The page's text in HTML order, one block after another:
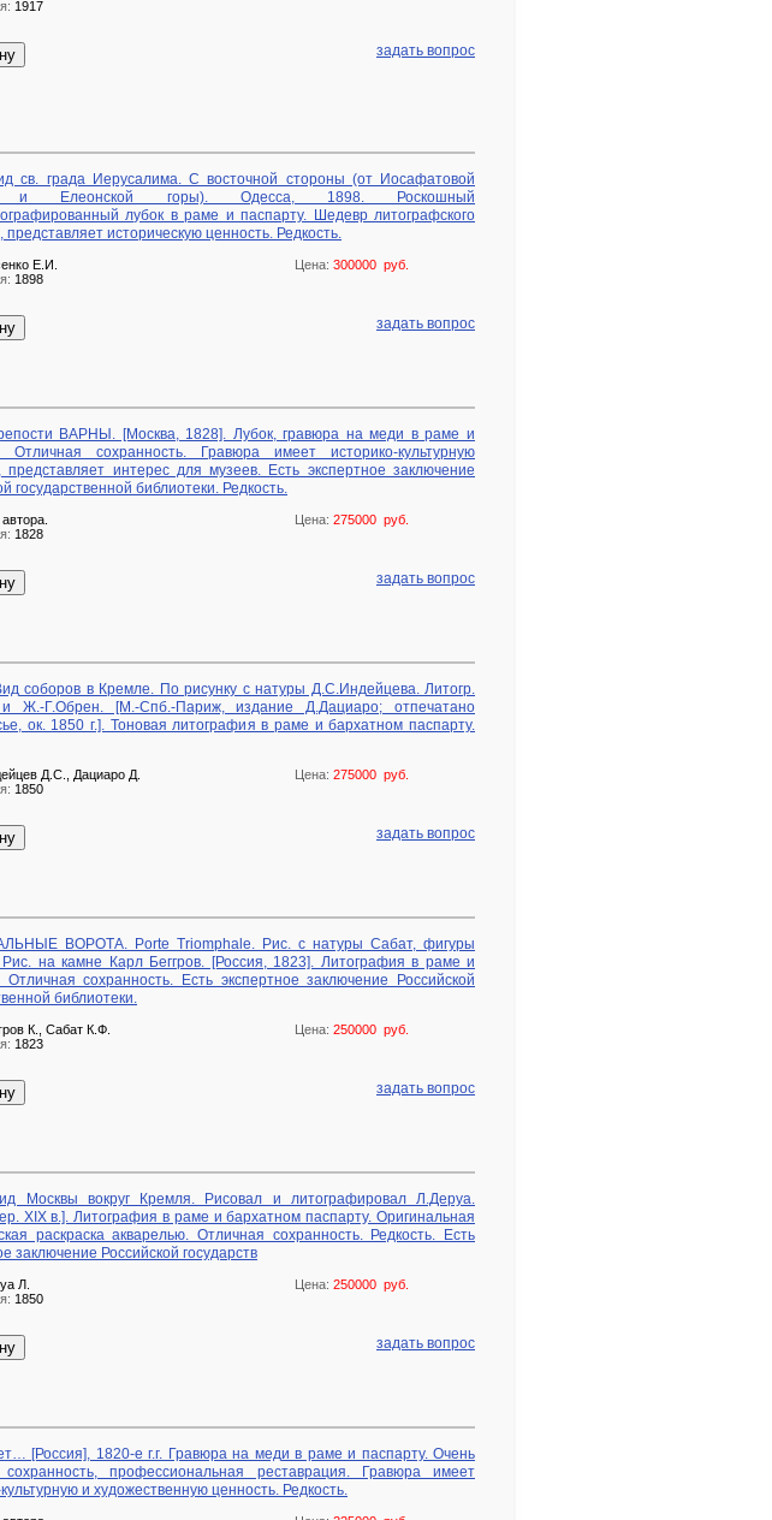
1917
задать вопрос
св. града Иерусалима. С восточной стороны (от Иосафатовой
и Елеонской горы). Одесса, 1898. Роскошный
лубок в раме и паспарту. Шедевр литографского
представляет историческую ценность. Редкость.
Цена: 300000 руб.
Е.И.
1898
задать вопрос
ВАРНЫ. [Москва, 1828]. Лубок, гравюра на меди в раме и
Отличная сохранность. Гравюра имеет историко-культурную
представляет интерес для музеев. Есть экспертное заключение
государственной библиотеки. Редкость.
Цена: 275000 руб.
1828
задать вопрос
соборов в Кремле. По рисунку с натуры Д.С.Индейцева. Литогр.
Ж.-Г.Обрен. [М.-Спб.-Париж, издание Д.Дациаро; отпечатано
ок. 1850 г.]. Тоновая литография в раме и бархатном паспарту.
Цена: 275000 руб.
Д.С., Дациаро Д.
1850
задать вопрос
ВОРОТА. Porte Triomphale. Рис. с натуры Сабат, фигуры
на камне Карл Беггров. [Россия, 1823]. Литография в раме и
Отличная сохранность. Есть экспертное заключение Российской
библиотеки.
Цена: 250000 руб.
К., Сабат К.Ф.
1823
задать вопрос
Москвы вокруг Кремля. Рисовал и литографировал Л.Деруа.
XIX в.]. Литография в раме и бархатном паспарту. Оригинальная
раскраска акварелью. Отличная сохранность. Редкость. Есть
заключение Российской государств
Цена: 250000 руб.
Л.
1850
задать вопрос
[Россия], 1820-е г.г. Гравюра на меди в раме и паспарту. Очень
профессиональная реставрация. Гравюра имеет
и художественную ценность. Редкость.